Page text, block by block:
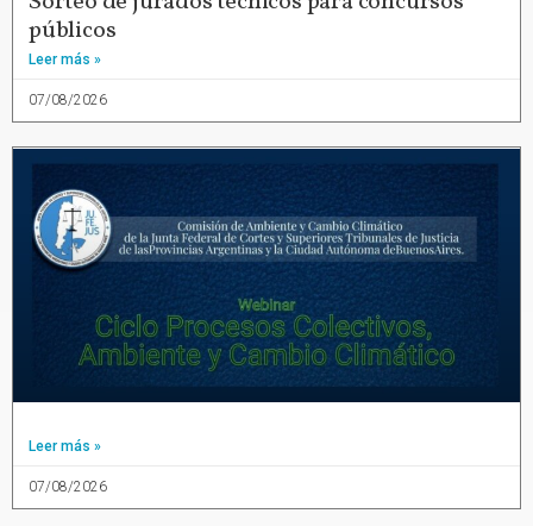
públicos
Leer más »
07/08/2026
Leer más »
07/08/2026